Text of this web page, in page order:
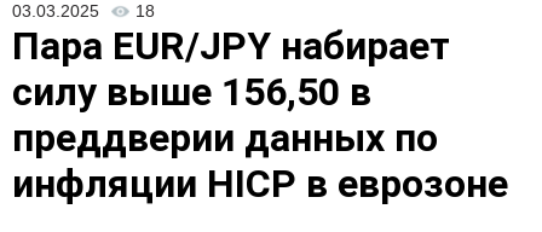
03.03.2025 18
Пара EUR/JPY набирает
силу выше 156,50 в
преддверии данных по
инфляции HICP в еврозоне